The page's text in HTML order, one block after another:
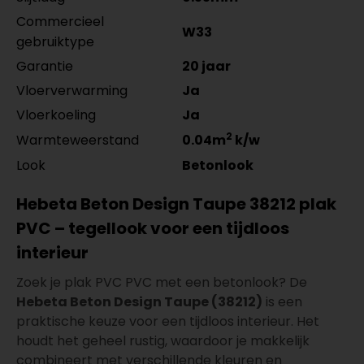
Commercieel
gebruiktype
W33
Garantie
20 jaar
Vloerverwarming
Ja
Vloerkoeling
Ja
Warmteweerstand
0.04m2 k/w
Look
Betonlook
Hebeta Beton Design Taupe 38212 plak
PVC – tegellook voor een tijdloos
interieur
Zoek je plak PVC PVC met een betonlook? De
Hebeta Beton Design Taupe (38212) is een
praktische keuze voor een tijdloos interieur. Het
houdt het geheel rustig, waardoor je makkelijk
combineert met verschillende kleuren en